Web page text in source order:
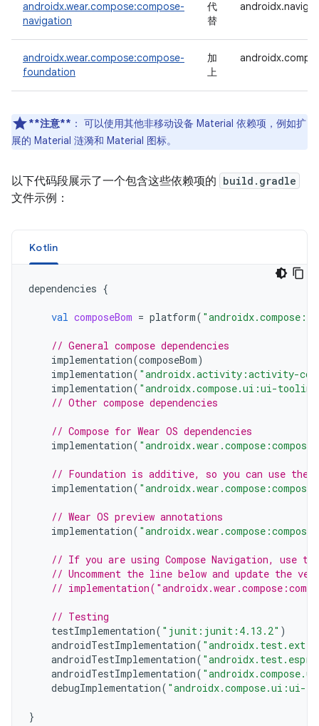
androidx.wear.compose:compose-
navigation
代
替
androidx.wear.compose:compose-
foundation
加
上
**注意** ： 可以使用其他非移动设备 Material 依赖项，例如扩
展的 Material 涟漪和 Material 图标。
以下代码段展示了一个包含这些依赖项的 build.gradle
文件示例：
Kotlin
dependencies {
val composeBom = platform(
// General compose dependencies
implementation(composeBom)
implementation( "androidx.activity:activity-
implementation( "androidx.compose.ui:ui-
// Other compose dependencies
// Compose for Wear OS dependencies
implementation(
// Foundation is additive, so you can use the
implementation(
// Wear OS preview annotations
implementation(
// If you are using Compose Navigation, use the
// Uncomment the line below and update the
//
// Testing
testImplementation( "junit:junit:4.13.2" )
androidTestImplementation(
androidTestImplementation(
androidTestImplementation(
debugImplementation( "androidx.compose.ui:ui-
}